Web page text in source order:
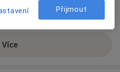
Víceo zkušenostech
Přijmout